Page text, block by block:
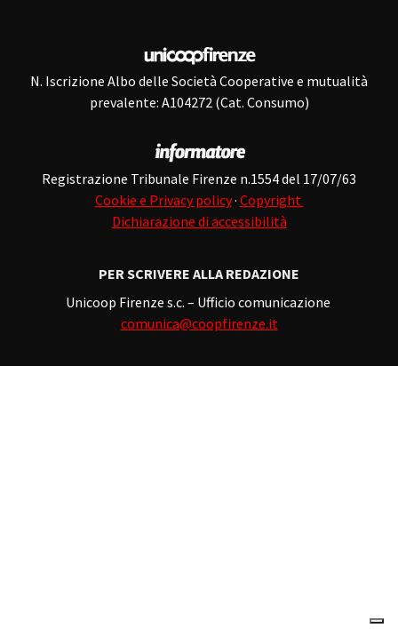
N. Iscrizione Albo delle Società Cooperative e mutualità
prevalente: A104272 (Cat. Consumo)
Registrazione Tribunale Firenze n.1554 del 17/07/63
Cookie e Privacy policy· Copyright
Dichiarazione di accessibilità
PER SCRIVERE ALLA REDAZIONE
Unicoop Firenze s.c. – Ufficio comunicazione
comunica@coopfirenze.it